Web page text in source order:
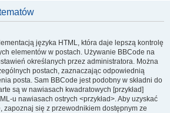
języka HTML, która daje lepszą kontrolę
elementów w postach. Używanie BBCode na
określanych przez administratora. Można
postach, zaznaczając odpowiednią
posta. Sam BBCode jest podobny w składni do
są w nawiasach kwadratowych [przykład]
u nawiasach ostrych <przykład>. Aby uzyskać
zapoznaj się z przewodnikiem dostępnym ze